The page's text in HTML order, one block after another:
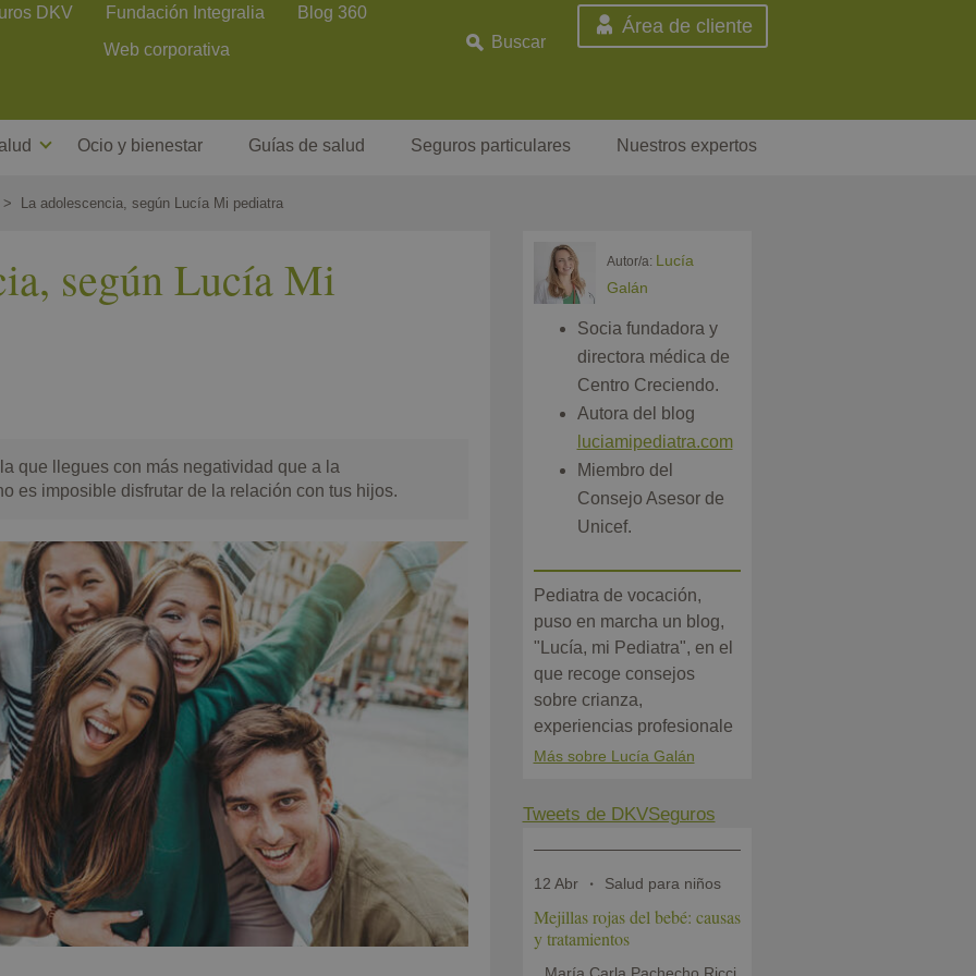
DKV Fundación Integralia
Blog 360
Web corporativa
Buscar
Área de cliente
Ocio y bienestar Guías de salud Seguros particulares Nuestros expertos
La adolescencia, según Lucía Mi pediatra
según Lucía Mi
que llegues con más negatividad que a la
es imposible disfrutar de la relación con tus hijos.
Autor/a: Lucía
Galán
Socia fundadora y
directora médica de
Centro Creciendo.
Autora del blog
luciamipediatra.com
Miembro del
Consejo Asesor de
Unicef.
Pediatra de vocación,
puso en marcha un blog,
"Lucía, mi Pediatra", en el
que recoge consejos
sobre crianza,
experiencias profesionale
Más sobre Lucía Galán
Tweets de DKVSeguros
12 Abr Salud para niños
Mejillas rojas del bebé: causas
y tratamientos